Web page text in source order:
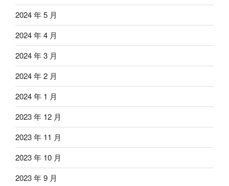
2024 年 5 月
2024 年 4 月
2024 年 3 月
2024 年 2 月
2024 年 1 月
2023 年 12 月
2023 年 11 月
2023 年 10 月
2023 年 9 月